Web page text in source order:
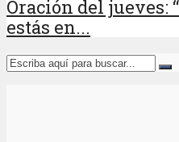
Oración del jueves:
estás en...